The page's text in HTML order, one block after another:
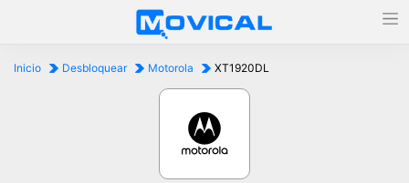
Inicio Desbloquear Motorola XT1920DL